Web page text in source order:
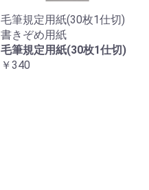
毛筆規定用紙(30枚1仕切)
書きぞめ用紙
毛筆規定用紙(30枚1仕切)
￥340